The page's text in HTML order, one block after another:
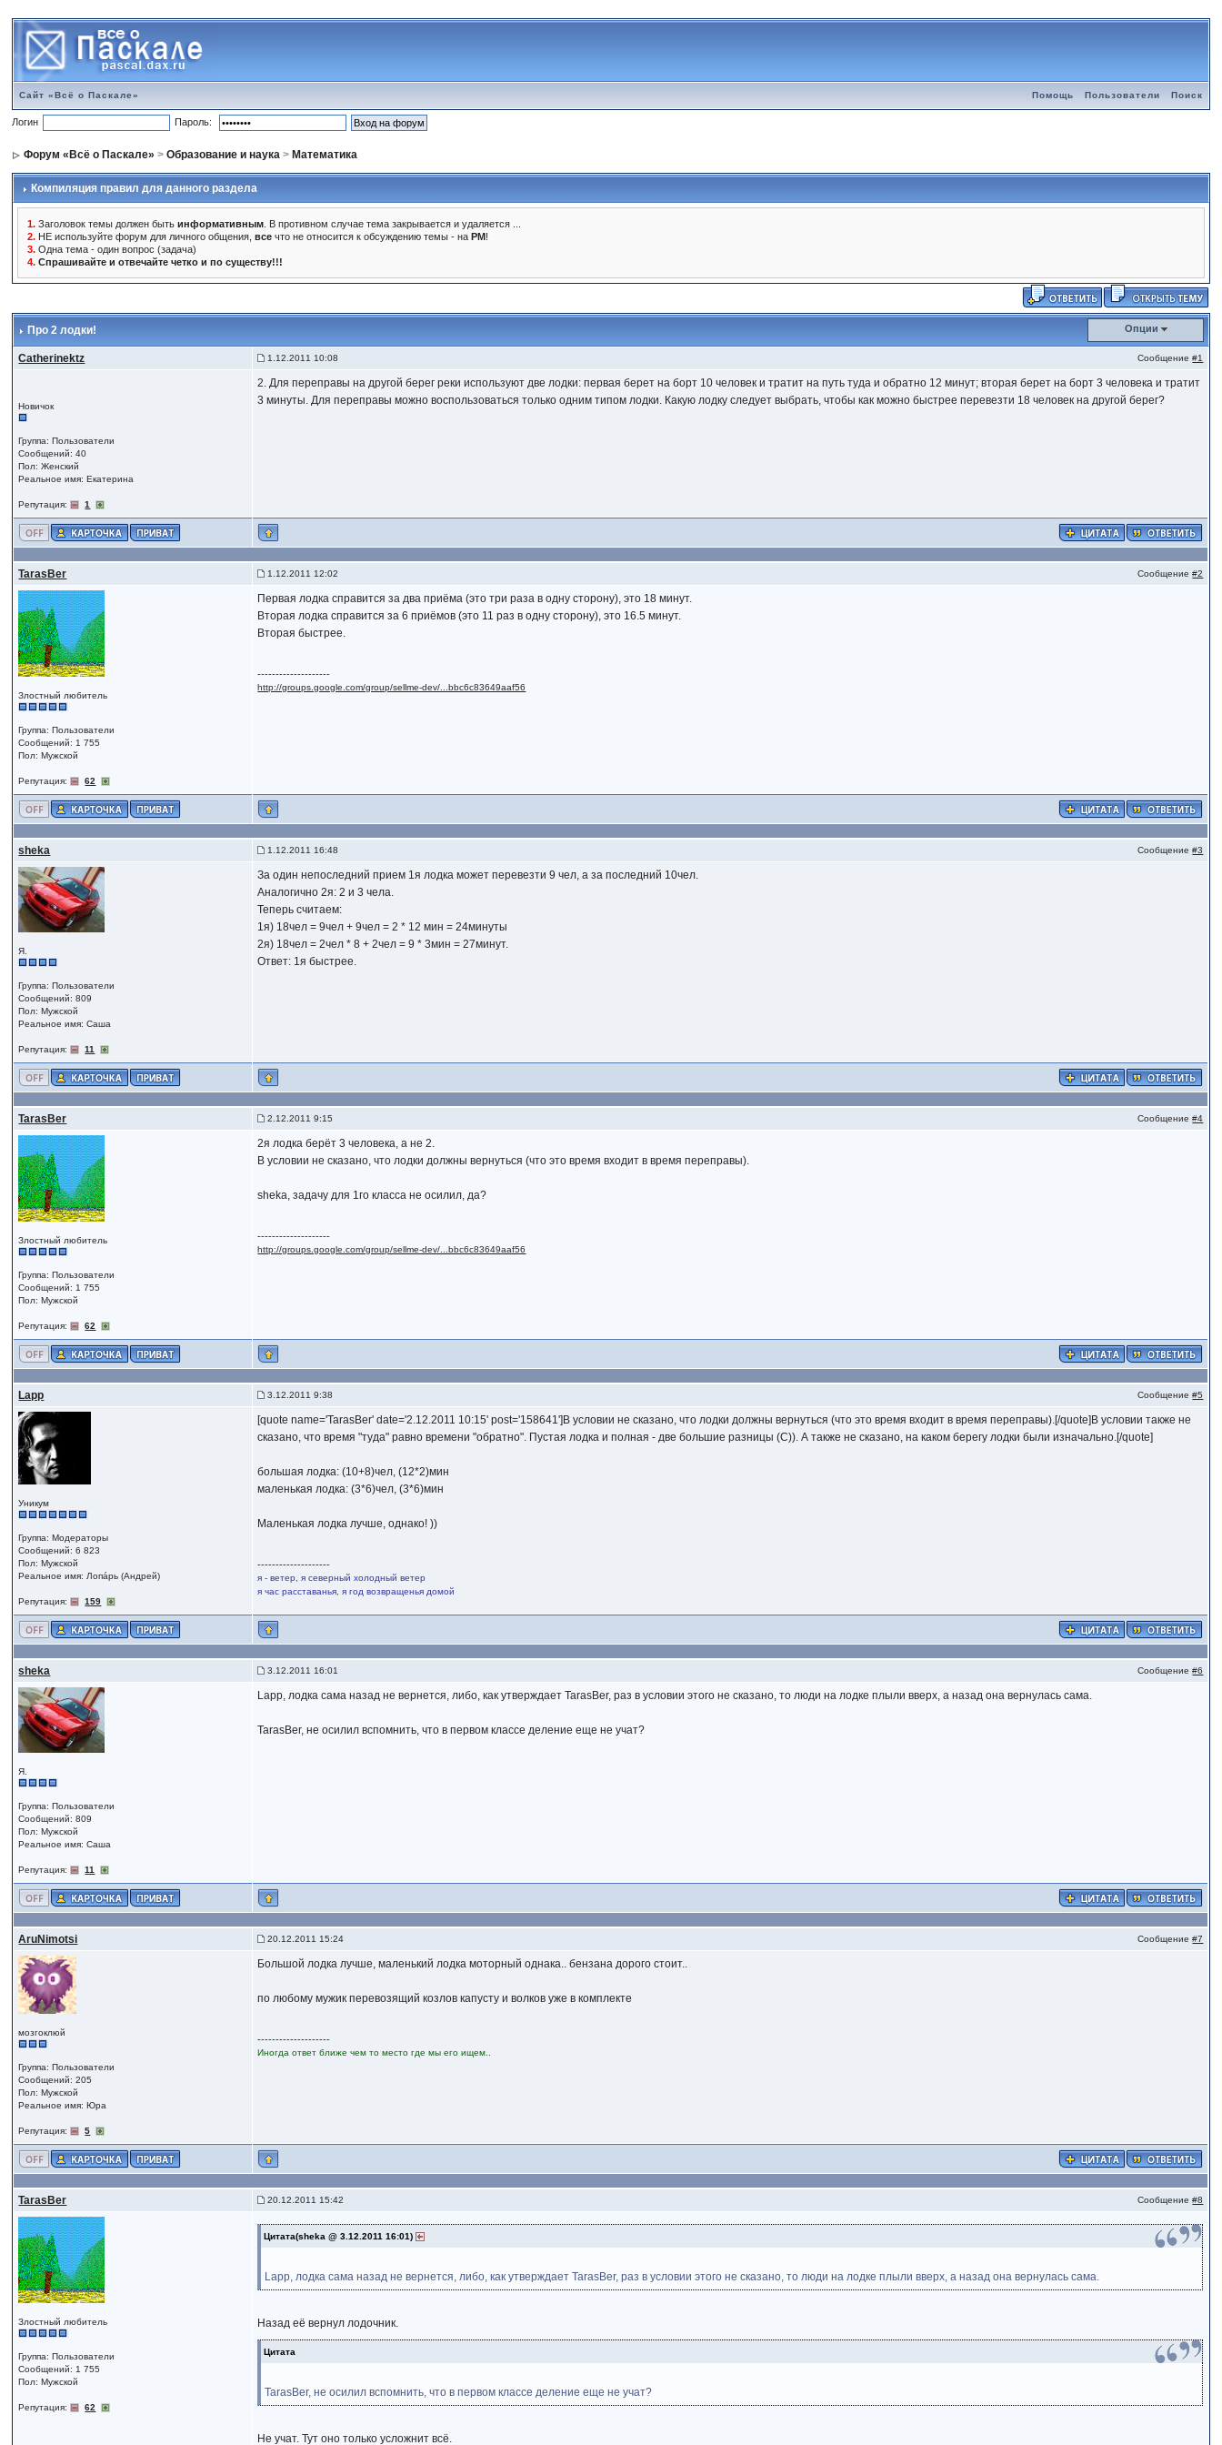
Сайт «Всё о Паскале» Помощь Пользователи Поиск
Логин Пароль:
Форум «Всё о Паскале» >Образование и наука > Математика
Компиляция правил для данного раздела
1. Заголовок темы должен бытьинформативным . В противном случае тема закрывается и удаляется ...
2. НЕ используйте форум для личного общения,все что не относится к обсуждению темы - наPM!
3. Одна тема - один вопрос (задача)
4. Спрашивайте и отвечайте четко и по существу!!!
Про 2 лодки! Опции
Catherinektz 1.12.2011 10:08 Сообщение#1
Новичок
Группа: Пользователи
Сообщений: 40
Пол: Женский
Реальное имя: Екатерина
Репутация: 1
2. Для переправы на другой берег реки используют две лодки: первая берет на борт 10 человек и тратит на путь туда и обратно 12 минут; вторая берет на борт 3 человека и тратит
3 минуты. Для переправы можно воспользоваться только одним типом лодки. Какую лодку следует выбрать, чтобы как можно быстрее перевезти 18 человек на другой берег?
TarasBer 1.12.2011 12:02 Сообщение#2
Злостный любитель
Группа: Пользователи
Сообщений: 1 755
Пол: Мужской
Репутация: 62
Первая лодка справится за два приёма (это три раза в одну сторону), это 18 минут.
Вторая лодка справится за 6 приёмов (это 11 раз в одну сторону), это 16.5 минут.
Вторая быстрее.
--------------------
http://groups.google.com/group/sellme-dev/...bbc6c83649aaf56
sheka 1.12.2011 16:48 Сообщение#3
Я.
Группа: Пользователи
Сообщений: 809
Пол: Мужской
Реальное имя: Саша
Репутация: 11
За один непоследний прием 1я лодка может перевезти 9 чел, а за последний 10чел.
Аналогично 2я: 2 и 3 чела.
Теперь считаем:
1я) 18чел = 9чел + 9чел = 2 * 12 мин = 24минуты
2я) 18чел = 2чел * 8 + 2чел = 9 * 3мин = 27минут.
Ответ: 1я быстрее.
TarasBer 2.12.2011 9:15 Сообщение#4
Злостный любитель
Группа: Пользователи
Сообщений: 1 755
Пол: Мужской
Репутация: 62
2я лодка берёт 3 человека, а не 2.
В условии не сказано, что лодки должны вернуться (что это время входит в время переправы).
sheka, задачу для 1го класса не осилил, да?
--------------------
http://groups.google.com/group/sellme-dev/...bbc6c83649aaf56
Lapp 3.12.2011 9:38 Сообщение#5
Уникум
Группа: Модераторы
Сообщений: 6 823
Пол: Мужской
Реальное имя: Лопáрь (Андрей)
Репутация: 159
[quote name='TarasBer' date='2.12.2011 10:15' post='158641']В условии не сказано, что лодки должны вернуться (что это время входит в время переправы).[/quote]В условии также не
сказано, что время "туда" равно времени "обратно". Пустая лодка и полная - две большие разницы (С)). А также не сказано, на каком берегу лодки были изначально.[/quote]
большая лодка: (10+8)чел, (12*2)мин
маленькая лодка: (3*6)чел, (3*6)мин
Маленькая лодка лучше, однако! ))
--------------------
я - ветер, я северный холодный ветер
я час расставанья, я год возвращенья домой
sheka 3.12.2011 16:01 Сообщение#6
Я.
Группа: Пользователи
Сообщений: 809
Пол: Мужской
Реальное имя: Саша
Репутация: 11
Lapp, лодка сама назад не вернется, либо, как утверждает TarasBer, раз в условии этого не сказано, то люди на лодке плыли вверх, а назад она вернулась сама.
TarasBer, не осилил вспомнить, что в первом классе деление еще не учат?
AruNimotsi 20.12.2011 15:24 Сообщение#7
мозгоклюй
Группа: Пользователи
Сообщений: 205
Пол: Мужской
Реальное имя: Юра
Репутация: 5
Большой лодка лучше, маленький лодка моторный однака.. бензана дорого стоит..
по любому мужик перевозящий козлов капусту и волков уже в комплекте
--------------------
Иногда ответ ближе чем то место где мы его ищем..
TarasBer 20.12.2011 15:42 Сообщение#8
Злостный любитель
Группа: Пользователи
Сообщений: 1 755
Пол: Мужской
Репутация: 62
Цитата(sheka @ 3.12.2011 16:01)
Lapp, лодка сама назад не вернется, либо, как утверждает TarasBer, раз в условии этого не сказано, то люди на лодке плыли вверх, а назад она вернулась сама.
Назад её вернул лодочник.
Цитата
TarasBer, не осилил вспомнить, что в первом классе деление еще не учат?
Не учат. Тут оно только усложнит всё.